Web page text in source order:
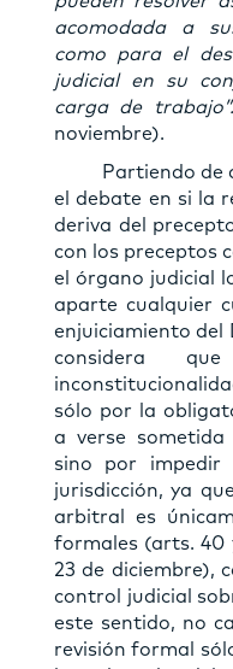
acomodada a
como para el
judicial en su
carga de
noviembre).
Partiendo de
el debate en si la
deriva del
con los preceptos
el órgano judicial
aparte cualquier
enjuiciamiento del
considera
sólo por la
a verse
sino por impedir
jurisdicción, ya
arbitral es
formales (arts. 40
23 de diciembre),
control judicial
este sentido, no
revisión formal